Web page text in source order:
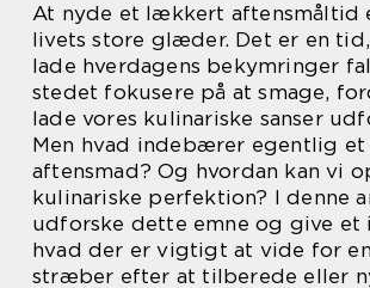
At nyde et lækkert aftensmåltid
livets store glæder. Det er en
lade hverdagens bekymringer
stedet fokusere på at smage,
lade vores kulinariske sanser
Men hvad indebærer egentlig
aftensmad? Og hvordan kan vi
kulinariske perfektion? I denne
udforske dette emne og give et
hvad der er vigtigt at vide for
stræber efter at tilberede eller